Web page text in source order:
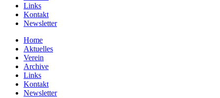
Links
Kontakt
Newsletter
Home
Aktuelles
Verein
Archive
Links
Kontakt
Newsletter